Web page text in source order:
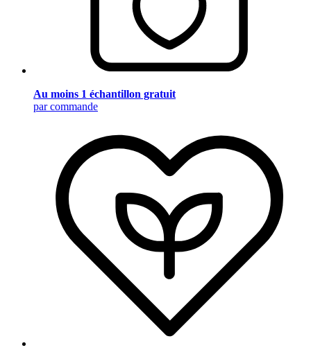
Au moins 1 échantillon gratuit
par commande